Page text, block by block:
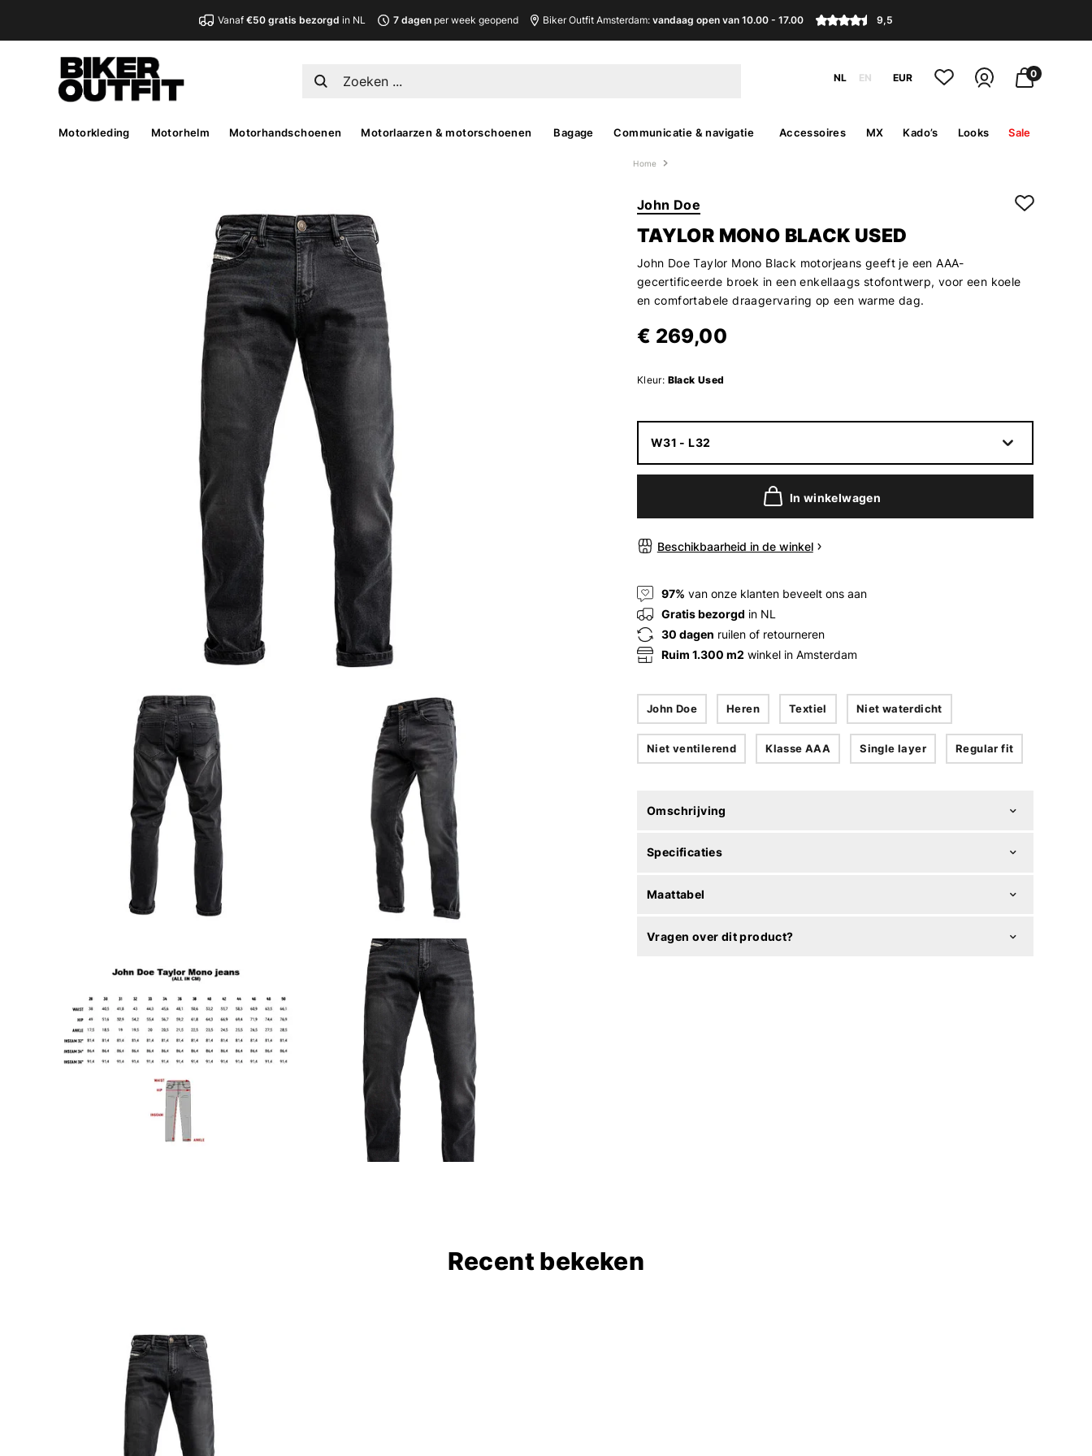
Vanaf €50 gratis bezorgd in NL 7 dagen per week geopend Biker Outfit Amsterdam:vandaag open van 10.00 - 17.00 9,5
NL EN EUR 0
Motorkleding Motorhelm Motorhandschoenen Motorlaarzen & motorschoenen Bagage Communicatie & navigatie Accessoires MX Kado’s Looks Sale
Home
John Doe
TAYLOR MONO BLACK USED
John Doe Taylor Mono Black motorjeans geeft je een AAA-
gecertificeerde broek in een enkellaags stofontwerp, voor een koele
en comfortabele draagervaring op een warme dag.
€ 269,00
Kleur: Black Used
W31 - L32
In winkelwagen
Beschikbaarheid in de winkel
97% van onze klanten beveelt ons aan
Gratis bezorgd in NL
30 dagen ruilen of retourneren
Ruim 1.300 m2 winkel in Amsterdam
John Doe Heren Textiel Niet waterdicht
Niet ventilerend Klasse AAA Single layer Regular fit
Omschrijving
Specificaties
Maattabel
Vragen over dit product?
Recent bekeken